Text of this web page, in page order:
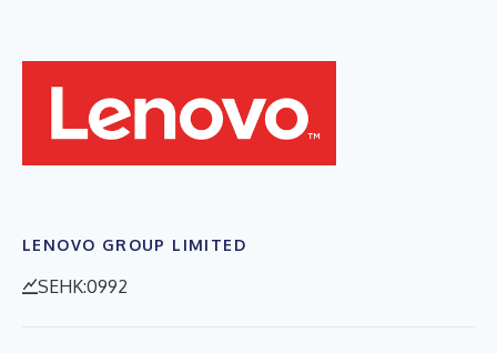
LENOVO GROUP LIMITED
SEHK:0992